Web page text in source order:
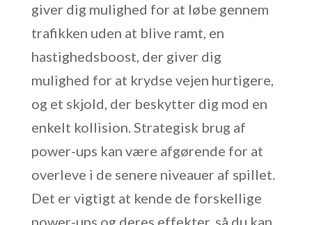
giver dig mulighed for at løbe gennem
trafikken uden at blive ramt, en
hastighedsboost, der giver dig
mulighed for at krydse vejen hurtigere,
og et skjold, der beskytter dig mod en
enkelt kollision. Strategisk brug af
power-ups kan være afgørende for at
overleve i de senere niveauer af spillet.
Det er vigtigt at kende de forskellige
power-ups og deres effekter, så du kan